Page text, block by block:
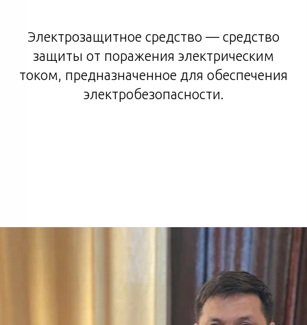
Электрозащитное средство — средство
защиты от поражения электрическим
током, предназначенное для обеспечения
электробезопасности.